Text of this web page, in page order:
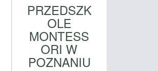
PRZEDSZK
OLE
MONTESS
ORI W
POZNANIU